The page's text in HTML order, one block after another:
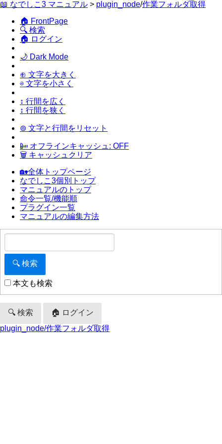
📖 なでしこ3 マニュアル > plugin_node/作業フォルダ取得
🏠 FrontPage
🔍 検索
🏠 ログイン
🌙 Dark Mode
⊕ 文字を大きく
⊖ 文字を小さく
↕ 行間を広く
↕ 行間を狭く
⊚ 文字と行間をリセット
📴 オフラインキャッシュ: OFF
🗑 キャッシュクリア
🏡全体トップページ
なでしこ3個別トップ
マニュアルのトップ
命令一覧/機能順
プラグイン一覧
マニュアルの編集方法
本文も検索
🔍 検索
🏠 ログイン
plugin_node/作業フォルダ取得